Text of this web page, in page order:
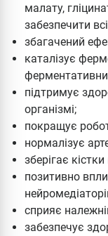
малату,
забезпечити
збагачений
каталізує
підтримує
організмі;
покращує
нормалізує
зберігає
позитивно
сприяє
забезпечує